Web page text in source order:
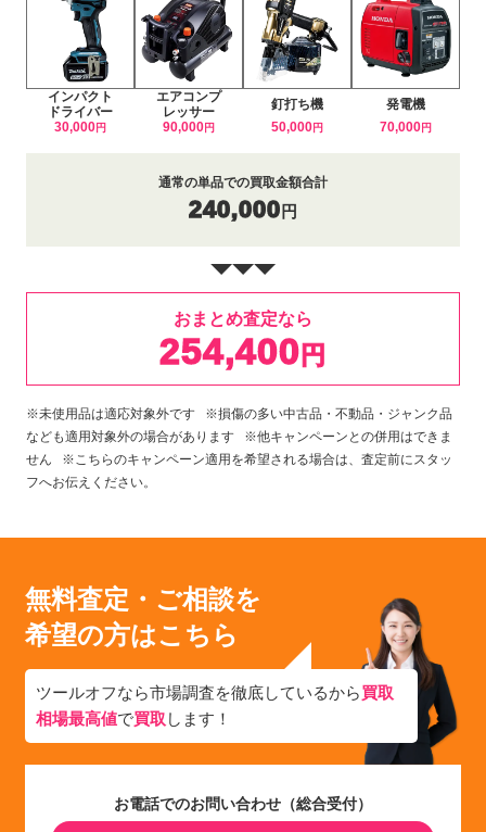
インパクト
ドライバー
30,000円
エアコンプ
レッサー
90,000円
釘打ち機
50,000円
発電機
70,000円
通常の単品での買取金額合計
240,000 円
おまとめ査定なら
254,400 円
※未使用品は適応対象外です ※損傷の多い中古品・不動品・ジャンク品
なども適用対象外の場合があります ※他キャンペーンとの併用はできま
せん ※こちらのキャンペーン適用を希望される場合は、査定前にスタッ
フへお伝えください。
無料査定・ご相談を
希望の方はこちら
ツールオフなら市場調査を徹底しているから買取
相場最高値で買取 します！
お電話でのお問い合わせ（総合受付）